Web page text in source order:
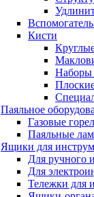
Кисти
Наборы
Паяльное
Газовые
Паяльные
Ящики для
Для ручного
Для
Тележки для